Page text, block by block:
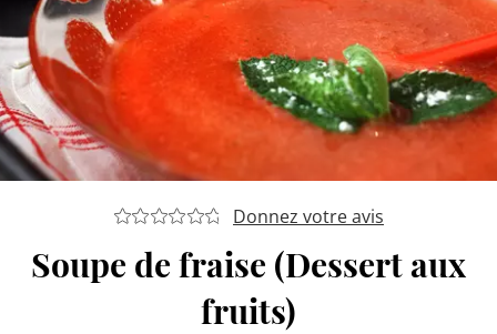
Donnez votre avis
Soupe de fraise (Dessert aux
fruits)